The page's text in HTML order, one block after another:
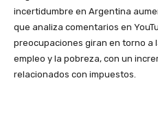
incertidumbre en Argentina
que analiza comentarios en
preocupaciones giran en torno a
empleo y la pobreza, con un
relacionados con impuestos.